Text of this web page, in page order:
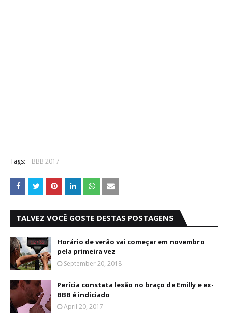
Tags: BBB 2017
TALVEZ VOCÊ GOSTE DESTAS POSTAGENS
Horário de verão vai começar em novembro
pela primeira vez
September 20, 2018
Perícia constata lesão no braço de Emilly e ex-
BBB é indiciado
April 20, 2017